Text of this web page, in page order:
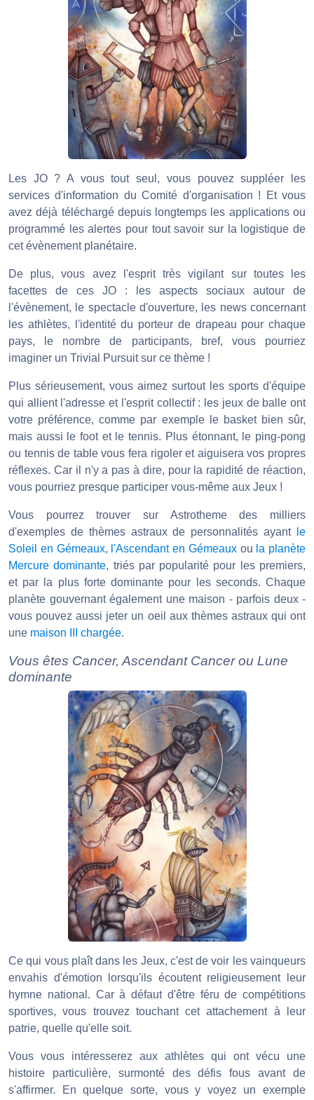
Les JO ? A vous tout seul, vous pouvez suppléer les
services d'information du Comité d'organisation ! Et vous
avez déjà téléchargé depuis longtemps les applications ou
programmé les alertes pour tout savoir sur la logistique de
cet évènement planétaire.
De plus, vous avez l'esprit très vigilant sur toutes les
facettes de ces JO : les aspects sociaux autour de
l'évènement, le spectacle d'ouverture, les news concernant
les athlètes, l'identité du porteur de drapeau pour chaque
pays, le nombre de participants, bref, vous pourriez
imaginer un Trivial Pursuit sur ce thème !
Plus sérieusement, vous aimez surtout les sports d'équipe
qui allient l'adresse et l'esprit collectif : les jeux de balle ont
votre préférence, comme par exemple le basket bien sûr,
mais aussi le foot et le tennis. Plus étonnant, le ping-pong
ou tennis de table vous fera rigoler et aiguisera vos propres
réflexes. Car il n'y a pas à dire, pour la rapidité de réaction,
vous pourriez presque participer vous-même aux Jeux !
Vous pourrez trouver sur Astrotheme des milliers
d'exemples de thèmes astraux de personnalités ayant
le
Soleil en Gémeaux, l'Ascendant en Gémeauxou la planète
Mercure dominante, triés par popularité pour les premiers,
et par la plus forte dominante pour les seconds. Chaque
planète gouvernant également une maison - parfois deux -
vous pouvez aussi jeter un oeil aux thèmes astraux qui ont
une maison III chargée.
Vous êtes Cancer, Ascendant Cancer ou Lune
dominante
Ce qui vous plaît dans les Jeux, c'est de voir les vainqueurs
envahis d'émotion lorsqu'ils écoutent religieusement leur
hymne national. Car à défaut d'être féru de compétitions
sportives, vous trouvez touchant cet attachement à leur
patrie, quelle qu'elle soit.
Vous vous intéresserez aux athlètes qui ont vécu une
histoire particulière, surmonté des défis fous avant de
s'affirmer. En quelque sorte, vous y voyez un exemple